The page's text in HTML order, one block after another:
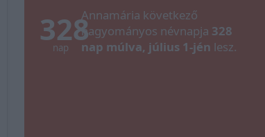
328
nap
Annamária következő
hagyományos névnapja 328
nap múlva, július 1-jén lesz.